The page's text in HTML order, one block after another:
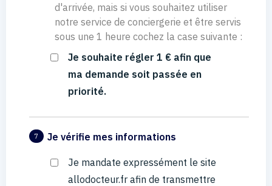
d'arrivée, mais si vous souhaitez utiliser
notre service de conciergerie et être servis
sous une 1 heure cochez la case suivante :
Je souhaite régler 1 € afin que
ma demande soit passée en
priorité.
7 Je vérifie mes informations
Je mandate expressément le site
allodocteur.fr afin de transmettre